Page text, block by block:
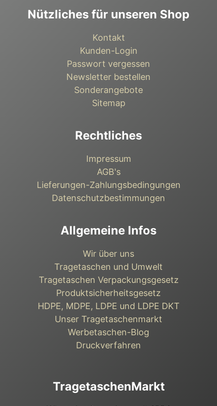
TragetaschenMarkt
Nützliches für unseren Shop
Kontakt
Kunden-Login
Passwort vergessen
Newsletter bestellen
Sonderangebote
Sitemap
Rechtliches
Impressum
AGB's
Lieferungen-Zahlungsbedingungen
Datenschutzbestimmungen
Allgemeine Infos
Wir über uns
Tragetaschen und Umwelt
Tragetaschen Verpackungsgesetz
Produktsicherheitsgesetz
HDPE, MDPE, LDPE und LDPE DKT
Unser Tragetaschenmarkt
Werbetaschen-Blog
Druckverfahren